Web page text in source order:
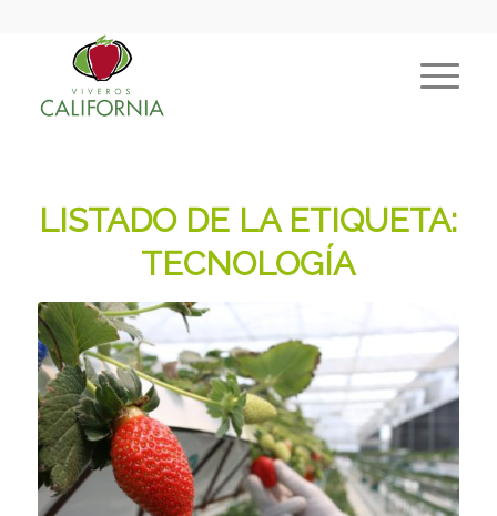
LISTADO DE LA ETIQUETA:
TECNOLOGÍA